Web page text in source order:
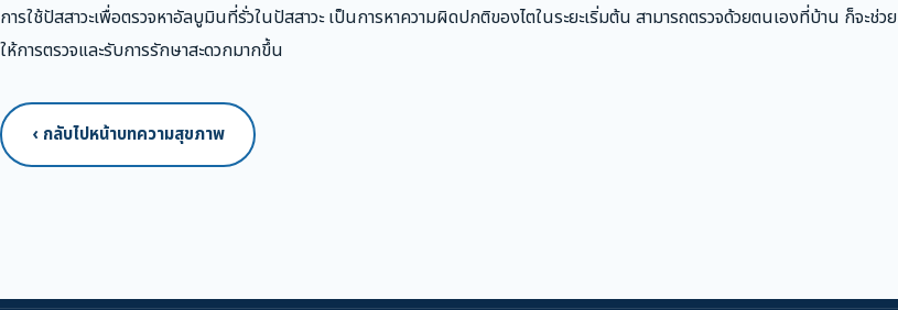
การใช้ปัสสาวะเพื่อตรวจหาอัลบูมินที่รั่วในปัสสาวะ เป็นการหาความผิดปกติของไตในระยะเริ่มต้น สามารถตรวจด้วยตนเองที่บ้าน ก็จะช่วย
ให้การตรวจและรับการรักษาสะดวกมากขึ้น
‹ กลับไปหน้าบทความสุขภาพ